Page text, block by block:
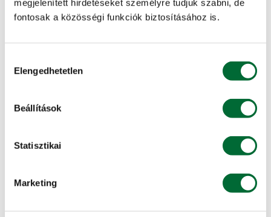
megjelenített hirdetéseket személyre tudjuk szabni, de
fontosak a közösségi funkciók biztosításához is.
kiválasztása
Elengedhetetlen
Beállítások
Statisztikai
Marketing
39)
KITE Hiteliroda
KITE Alkusz